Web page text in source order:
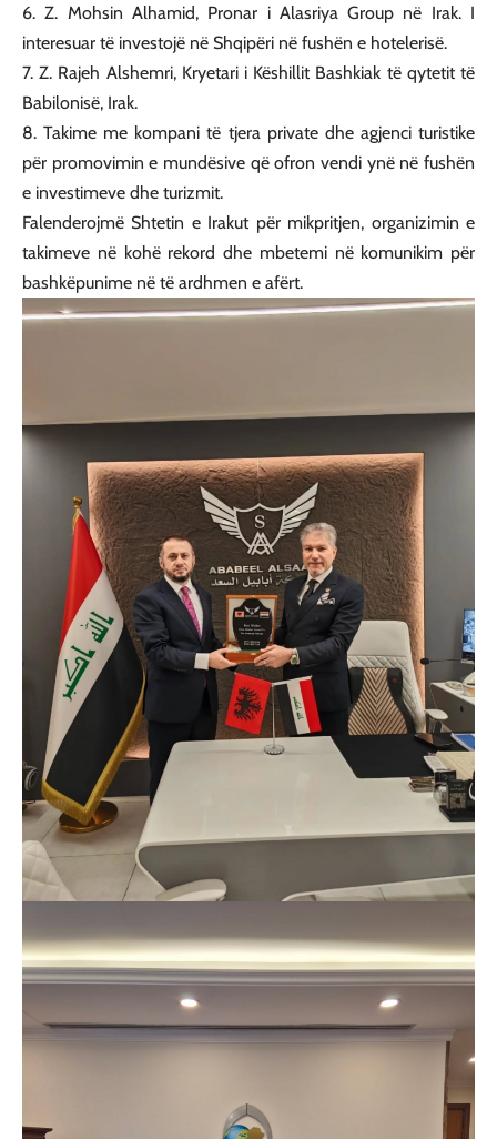
6. Z. Mohsin Alhamid, Pronar i Alasriya Group në Irak. I
interesuar të investojë në Shqipëri në fushën e hotelerisë.
7. Z. Rajeh Alshemri, Kryetari i Këshillit Bashkiak të qytetit të
Babilonisë, Irak.
8. Takime me kompani të tjera private dhe agjenci turistike
për promovimin e mundësive që ofron vendi ynë në fushën
e investimeve dhe turizmit.
Falenderojmë Shtetin e Irakut për mikpritjen, organizimin e
takimeve në kohë rekord dhe mbetemi në komunikim për
bashkëpunime në të ardhmen e afërt.